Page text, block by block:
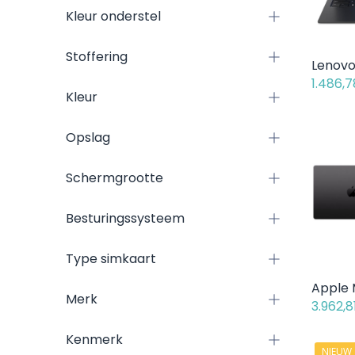
Kleur onderstel
Stoffering
Kleur
Opslag
Schermgrootte
Besturingssysteem
Type simkaart
Merk
Kenmerk
NIEUW